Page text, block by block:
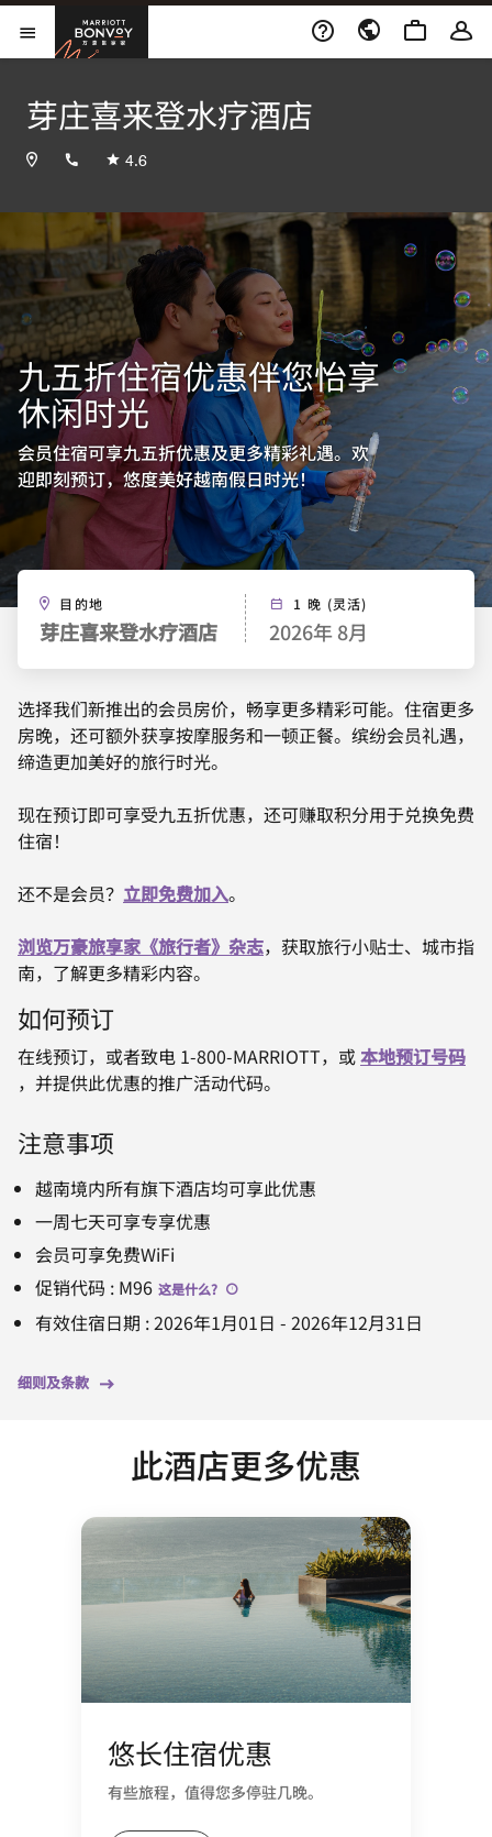
Skip to Content
打开菜单万豪旅享家
芽庄喜来登水疗酒店
+842583880000
4.6
九五折住宿优惠伴您怡享
休闲时光
会员住宿可享九五折优惠及更多精彩礼遇。欢
迎即刻预订，悠度美好越南假日时光！
目的地
芽庄喜来登水疗酒店
1 晚 (灵活)
2026年 8月
选择我们新推出的会员房价，畅享更多精彩可能。住宿更多
房晚，还可额外获享按摩服务和一顿正餐。缤纷会员礼遇，
缔造更加美好的旅行时光。
现在预订即可享受九五折优惠，还可赚取积分用于兑换免费
住宿！
还不是会员？ 立即免费加入。
浏览万豪旅享家《旅行者》杂志，获取旅行小贴士、城市指
南，了解更多精彩内容。
如何预订
在线预订，或者致电 1-800-MARRIOTT，或本地预订号码
，并提供此优惠的推广活动代码。
注意事项
越南境内所有旗下酒店均可享此优惠
一周七天可享专享优惠
会员可享免费WiFi
促销代码 : M96 这是什么?
有效住宿日期 :2026年1月01日 - 2026年12月31日
细则及条款
此酒店更多优惠
悠长住宿优惠
有些旅程，值得您多停驻几晚。​